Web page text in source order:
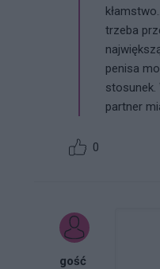
trzeba
penisa
stosunek.
partner
0
gość